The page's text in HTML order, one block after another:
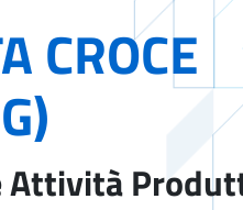
CROCE
Attività